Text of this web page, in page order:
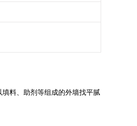
料、助剂等组成的外墙找平腻